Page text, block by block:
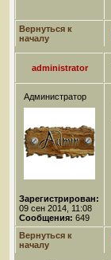
Вернуться к
началу
administrator
Администратор
Зарегистрирован:
09 сен 2014, 11:08
Сообщения: 649
Вернуться к
началу